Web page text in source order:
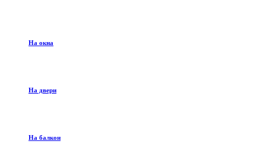
На окна
На двери
На балкон